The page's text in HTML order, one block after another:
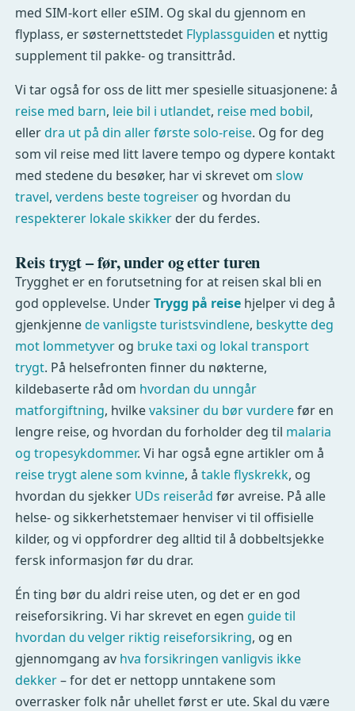
med SIM-kort eller eSIM. Og skal du gjennom en
flyplass, er søsternettstedet Flyplassguiden et nyttig
supplement til pakke- og transittråd.
Vi tar også for oss de litt mer spesielle situasjonene: å
reise med barn, leie bil i utlandet, reise med bobil,
ellerdra ut på din aller første solo-reise. Og for deg
som vil reise med litt lavere tempo og dypere kontakt
med stedene du besøker, har vi skrevet omslow
travel,verdens beste togreiser og hvordan du
respekterer lokale skikker der du ferdes.
Reis trygt – før, under og etter turen
Trygghet er en forutsetning for at reisen skal bli en
god opplevelse. UnderTrygg på reise hjelper vi deg å
gjenkjennede vanligste turistsvindlene, beskytte deg
mot lommetyver og bruke taxi og lokal transport
trygt. På helsefronten finner du nøkterne,
kildebaserte råd om hvordan du unngår
matforgiftning, hvilkevaksiner du bør vurderefør en
lengre reise, og hvordan du forholder deg til malaria
og tropesykdommer. Vi har også egne artikler om å
reise trygt alene som kvinne, åtakle flyskrekk, og
hvordan du sjekker UDs reiseråd før avreise. På alle
helse- og sikkerhetstemaer henviser vi til offisielle
kilder, og vi oppfordrer deg alltid til å dobbeltsjekke
fersk informasjon før du drar.
Én ting bør du aldri reise uten, og det er en god
reiseforsikring. Vi har skrevet en egen guide til
hvordan du velger riktig reiseforsikring, og en
gjennomgang av hva forsikringen vanligvis ikke
dekker– for det er nettopp unntakene som
overrasker folk når uhellet først er ute. Skal du være